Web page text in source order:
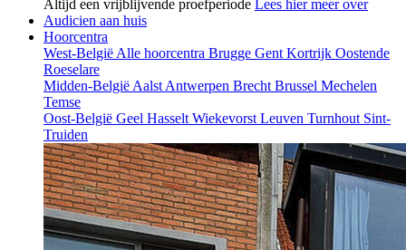
Altijd een vrijblijvende proefperiode Lees hier meer over
Audicien aan huis
Hoorcentra
West-België Alle hoorcentra Brugge Gent Kortrijk Oostende
Roeselare
Midden-België Aalst Antwerpen Brecht Brussel Mechelen
Temse
Oost-België Geel Hasselt Wiekevorst Leuven Turnhout Sint-
Truiden